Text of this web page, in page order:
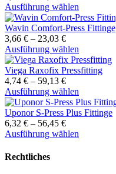
Ausführung wählen
Produkt
weist
auf.
Die
auf
der
Wavin Comfort-Press Fittinge
3,66 € – 23,03 €
Ausführung wählen
Produkt
weist
auf.
Die
Viega Raxofix Pressfitting
4,74 € – 59,13 €
Ausführung wählen
Produkt
weist
Uponor S-Press Plus Fittinge
6,32 € – 56,45 €
Ausführung wählen
Rechtliches